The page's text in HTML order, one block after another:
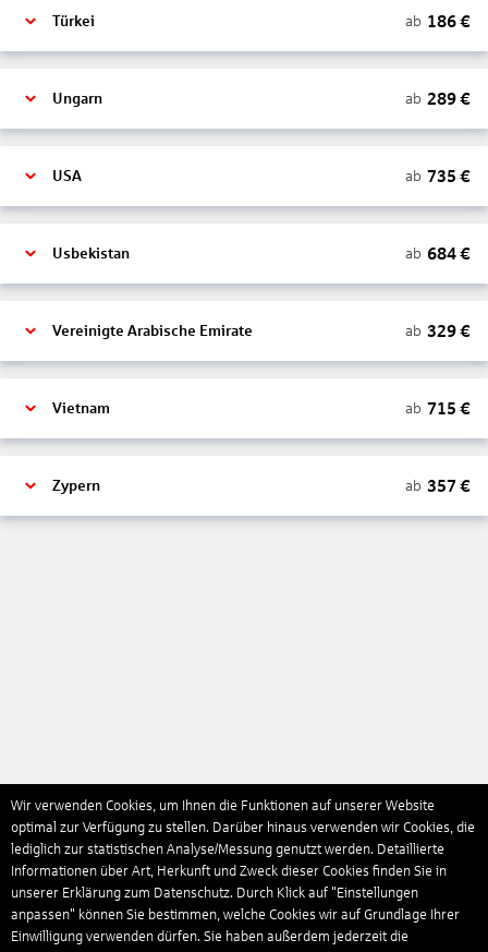
Türkei ab 186€
Ungarn ab 289€
USA ab 735 €
Usbekistan ab 684€
Vereinigte Arabische Emirate ab 329€
Vietnam ab 715 €
Zypern ab 357 €
Wir verwenden Cookies, um Ihnen die Funktionen auf unserer Website
optimal zur Verfügung zu stellen. Darüber hinaus verwenden wir Cookies, die
lediglich zur statistischen Analyse/Messung genutzt werden. Detaillierte
Informationen über Art, Herkunft und Zweck dieser Cookies finden Sie in
unserer Erklärung zum Datenschutz. Durch Klick auf "Einstellungen
anpassen" können Sie bestimmen, welche Cookies wir auf Grundlage Ihrer
Einwilligung verwenden dürfen. Sie haben außerdem jederzeit die